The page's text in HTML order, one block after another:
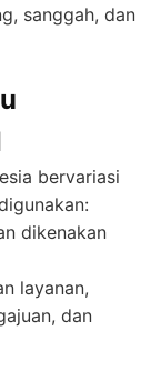
sanggah, dan
bervariasi
dikenakan
layanan,
dan